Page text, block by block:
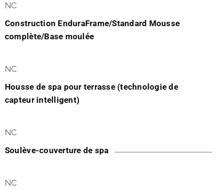
NC
Construction EnduraFrame/Standard Mousse
complète/Base moulée
NC
Housse de spa pour terrasse (technologie de
capteur intelligent)
NC
Soulève-couverture de spa
NC